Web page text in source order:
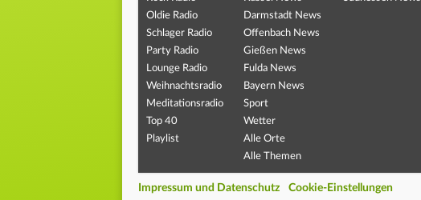
Oldie Radio
Schlager Radio
Party Radio
Lounge Radio
Weihnachtsradio
Meditationsradio
Top 40
Playlist
Darmstadt News
Offenbach News
Gießen News
Fulda News
Bayern News
Sport
Wetter
Alle Orte
Alle Themen
Impressum und Datenschutz Cookie-Einstellungen